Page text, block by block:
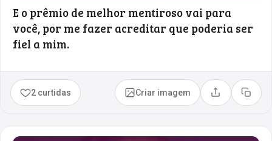
E o prêmio de melhor mentiroso vai para
você, por me fazer acreditar que poderia ser
fiel a mim.
2 curtidas Criar imagem Compartilhar
Copiar